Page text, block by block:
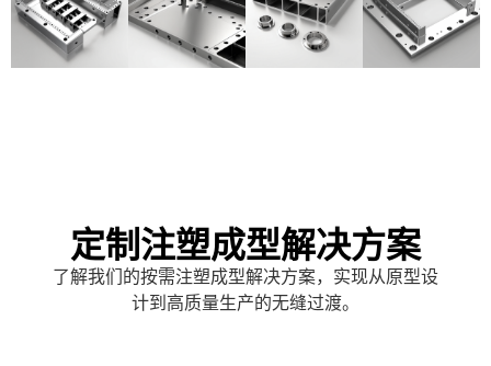
定制注塑成型解决方案
了解我们的按需注塑成型解决方案，实现从原型设
计到高质量生产的无缝过渡。